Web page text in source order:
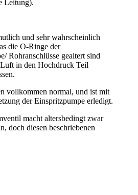
Leitung).
und sehr wahrscheinlich
die O-Ringe der
Rohranschlüsse gealtert sind
in den Hochdruck Teil
vollkommen normal, und ist mit
der Einspritzpumpe erledigt.
macht altersbedingt zwar
doch diesen beschriebenen